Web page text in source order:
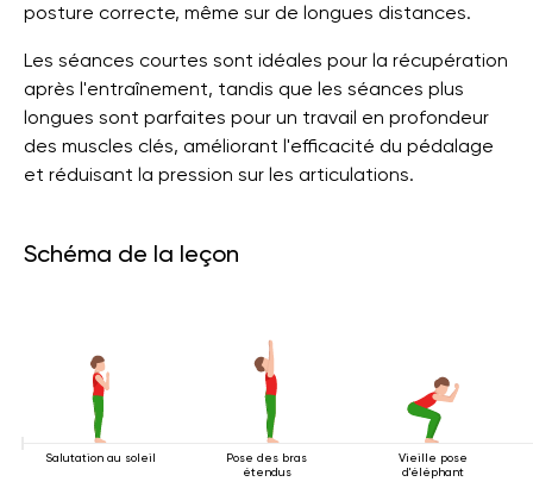
posture correcte, même sur de longues distances.
Les séances courtes sont idéales pour la récupération
après l'entraînement, tandis que les séances plus
longues sont parfaites pour un travail en profondeur
des muscles clés, améliorant l'efficacité du pédalage
et réduisant la pression sur les articulations.
Schéma de la leçon
Salutation au soleil
Pose des bras
étendus
Vieille pose
d'éléphant